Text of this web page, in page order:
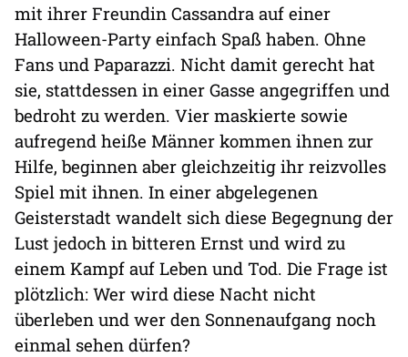
mit ihrer Freundin Cassandra auf einer
Halloween-Party einfach Spaß haben. Ohne
Fans und Paparazzi. Nicht damit gerecht hat
sie, stattdessen in einer Gasse angegriffen und
bedroht zu werden. Vier maskierte sowie
aufregend heiße Männer kommen ihnen zur
Hilfe, beginnen aber gleichzeitig ihr reizvolles
Spiel mit ihnen. In einer abgelegenen
Geisterstadt wandelt sich diese Begegnung der
Lust jedoch in bitteren Ernst und wird zu
einem Kampf auf Leben und Tod. Die Frage ist
plötzlich: Wer wird diese Nacht nicht
überleben und wer den Sonnenaufgang noch
einmal sehen dürfen?